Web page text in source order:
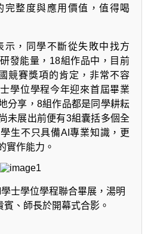
完整度與應用價值，值得喝
示，同學不斷從失敗中找方
發能量，18組作品中，目前
競賽獎項的肯定，非常不容
學位學程今年迎來首屆畢業
分享，8組作品都是同學耕耘
未展出前便有3組囊括多個全
生不只具備AI專業知識，更
實作能力。
士學位學程聯合畢展，湯明
賓、師長於開幕式合影。